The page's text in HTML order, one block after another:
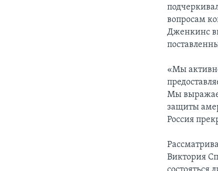
вопросам
Дженкинс
«Мы
Мы
защиты
Россия
Виктория